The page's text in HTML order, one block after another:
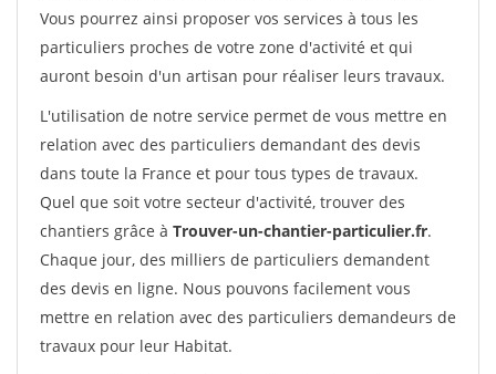
Vous pourrez ainsi proposer vos services à tous les
particuliers proches de votre zone d'activité et qui
auront besoin d'un artisan pour réaliser leurs travaux.
L'utilisation de notre service permet de vous mettre en
relation avec des particuliers demandant des devis
dans toute la France et pour tous types de travaux.
Quel que soit votre secteur d'activité, trouver des
chantiers grâce à Trouver-un-chantier-particulier.fr.
Chaque jour, des milliers de particuliers demandent
des devis en ligne. Nous pouvons facilement vous
mettre en relation avec des particuliers demandeurs de
travaux pour leur Habitat.